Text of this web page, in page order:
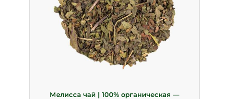
Мелисса чай | 100% органическая —